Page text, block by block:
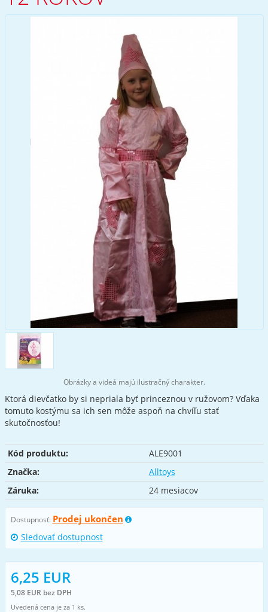
Obrázky a videá majú ilustračný charakter.
Ktorá dievčatko by si nepriala byť princeznou v ružovom? Vďaka
tomuto kostýmu sa ich sen môže aspoň na chvíľu stať
skutočnosťou!
Kód produktu:
ALE9001
Značka:
Alltoys
Záruka:
24 mesiacov
Dostupnosť: Prodej ukončen
Sledovať dostupnost
6,25 EUR
5,08 EUR bez DPH
Uvedená cena je za 1 ks.